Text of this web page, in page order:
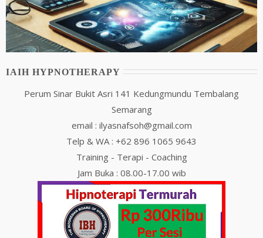
IAIH HYPNOTHERAPY
Perum Sinar Bukit Asri 141 Kedungmundu Tembalang
Semarang
email : ilyasnafsoh@gmail.com
Telp & WA : +62 896 1065 9643
Training - Terapi - Coaching
Jam Buka : 08.00-17.00 wib